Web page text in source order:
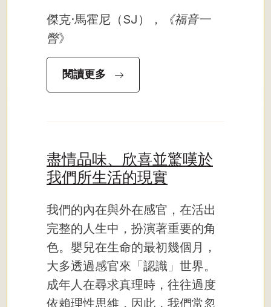
傑克·馬霍尼（SJ），
《福音一
瞥》
閱讀更多
盡情品味、欣喜並驚嘆於
我們所生活的現實
我們的內在與外在感官，在活出
完整的人生中，扮演著重要的角
色。嬰兒在生命的最初幾個月，
大多透過感官來「認識」世界。
成年人在尋求真理時，往往過度
依賴理性思維，因此，我們常忽